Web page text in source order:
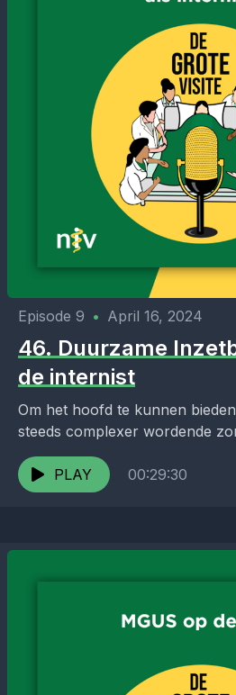
Episode 9 • April 16, 2024
46. Duurzame
de internist
Om het hoofd te kunnen
steeds complexer wordende
inzetbaarheid van internisten
prognoses...
PLAY 00:29:30